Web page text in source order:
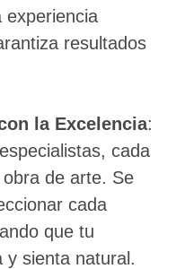
experiencia
resultados
la Excelencia:
cada
de arte. Se
cada
que tu
y sienta natural.